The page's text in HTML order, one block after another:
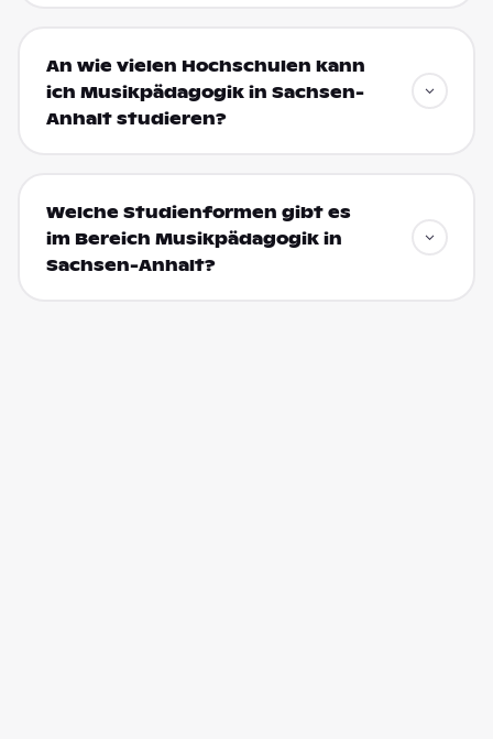
An wie vielen Hochschulen kann
ich Musikpädagogik in Sachsen-
Anhalt studieren?
Welche Studienformen gibt es
im Bereich Musikpädagogik in
Sachsen-Anhalt?